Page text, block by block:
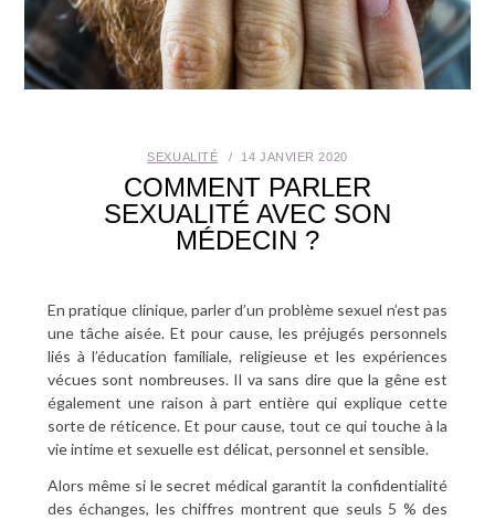
BIEN-ÊTRE
SEXUALITÉ 14 JANVIER 2020
COMMENT PARLER
SEXUALITÉ AVEC SON
MÉDECIN ?
En pratique clinique, parler d’un problème sexuel n’est pas
une tâche aisée. Et pour cause, les préjugés personnels
liés à l’éducation familiale, religieuse et les expériences
vécues sont nombreuses. Il va sans dire que la gêne est
également une raison à part entière qui explique cette
sorte de réticence. Et pour cause, tout ce qui touche à la
vie intime et sexuelle est délicat, personnel et sensible.
Alors même si le secret médical garantit la confidentialité
des échanges, les chiffres montrent que seuls 5 % des